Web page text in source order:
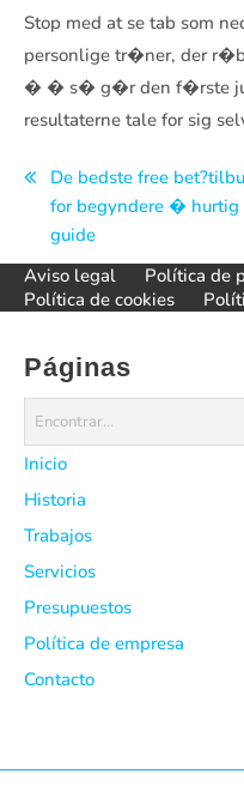
Stop med at se tab som
personlige tr�ner, der
� � s� g�r den f�rste
resultaterne tale for sig
Navegación
de
entradas
De bedste free
for begyndere � hurtig
guide
Aviso legal
Política de
Política de cookies
Páginas
Inicio
Historia
Trabajos
Servicios
Presupuestos
Política de empresa
Contacto